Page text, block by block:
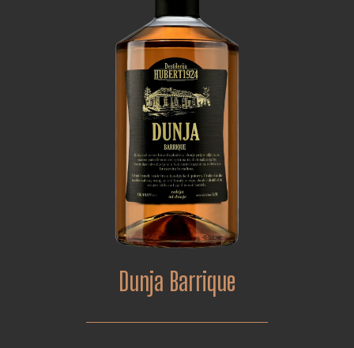
Dunja Barrique